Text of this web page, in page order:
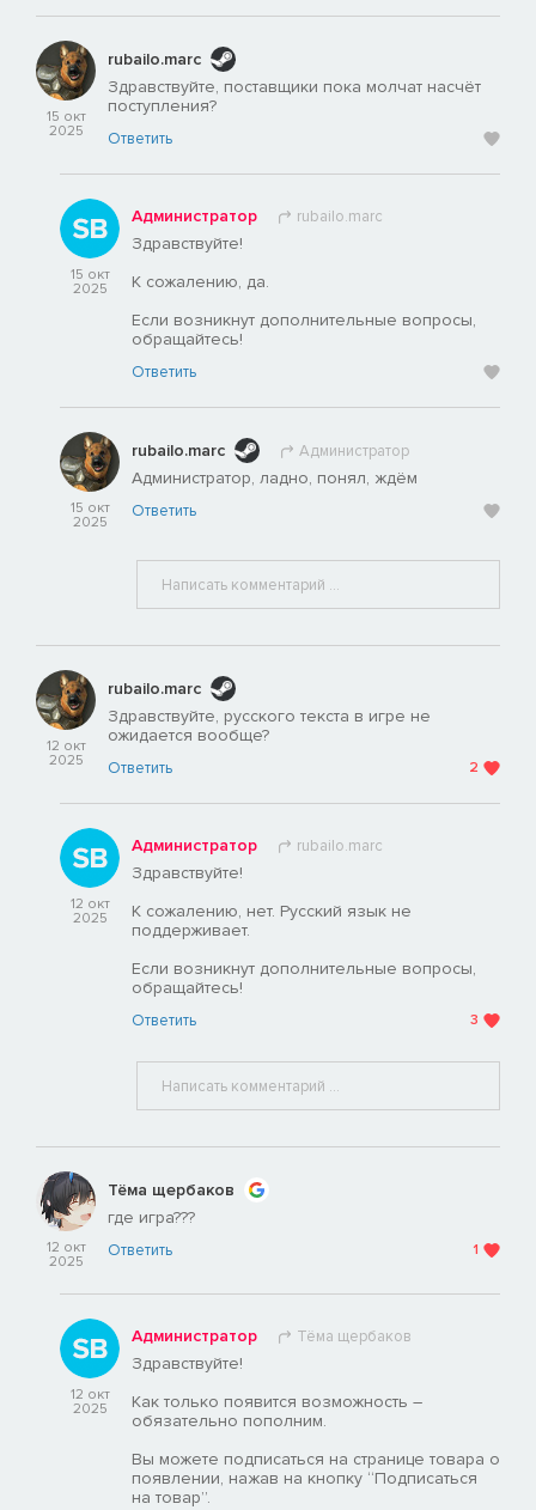
15 окт
2025
rubailo.marc
Здравствуйте, поставщики пока молчат насчёт
поступления?
Ответить
15 окт
2025
Администратор rubailo.marc
Здравствуйте!
К сожалению, да.
Если возникнут дополнительные вопросы,
обращайтесь!
Ответить
15 окт
2025
rubailo.marc Администратор
Администратор, ладно, понял, ждём
Ответить
12 окт
2025
rubailo.marc
Здравствуйте, русского текста в игре не
ожидается вообще?
Ответить 2
12 окт
2025
Администратор rubailo.marc
Здравствуйте!
К сожалению, нет. Русский язык не
поддерживает.
Если возникнут дополнительные вопросы,
обращайтесь!
Ответить 3
12 окт
2025
Тёма щербаков
где игра???
Ответить 1
12 окт
2025
Администратор Тёма щербаков
Здравствуйте!
Как только появится возможность –
обязательно пополним.
Вы можете подписаться на странице товара о
появлении, нажав на кнопку “Подписаться
на товар”.